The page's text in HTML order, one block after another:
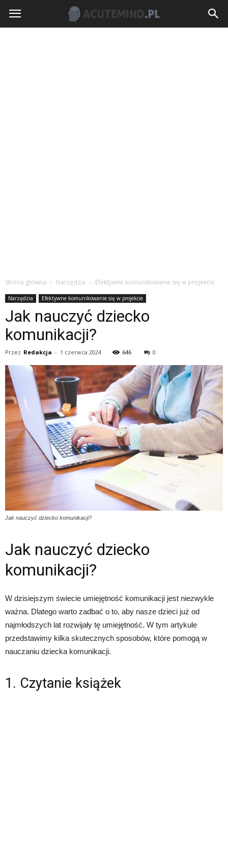
Strona główna Narzędzia Efektywne komunikowanie się w projekcie
Narzędzia Efektywne komunikowanie się w projekcie
Jak nauczyć dziecko
komunikacji?
Przez Redakcja - 1 czerwca 2024 646 0
Jak nauczyć dziecko komunikacji?
Jak nauczyć dziecko
komunikacji?
W dzisiejszym świecie umiejętność komunikacji jest niezwykle
ważna. Dlatego warto zadbać o to, aby nasze dzieci już od
najmłodszych lat rozwijały tę umiejętność. W tym artykule
przedstawimy kilka skutecznych sposobów, które pomogą w
nauczaniu dziecka komunikacji.
1. Czytanie książek